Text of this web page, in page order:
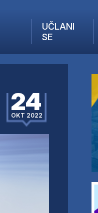
UČLANI
SE
24
OKT 2022